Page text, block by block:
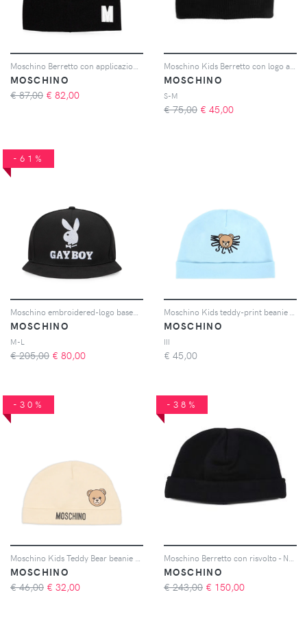
MOSCHINO
€ 87,00 € 82,00
MOSCHINO
S-M
€ 75,00 € 45,00
-61%
MOSCHINO
M-L
€ 205,00 € 80,00
MOSCHINO
III
€ 45,00
-30%
MOSCHINO
€ 46,00 € 32,00
-38%
MOSCHINO
€ 243,00 € 150,00